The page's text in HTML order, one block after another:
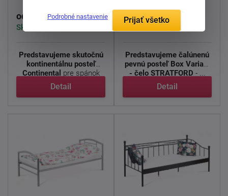
od 1 822,00 €
Skladom > 5 ks
Predstavujeme skutočnú
kontinentálnu posteľ
Continental pre spánok
bez ...
Detail
od911,00 €
Skladom > 5 ks
Predstavujeme čalúnenú
pevnú posteľ Box Variant
- čelo STRATFORD - ...
Detail
Podrobné nastavenie Prijať všetko